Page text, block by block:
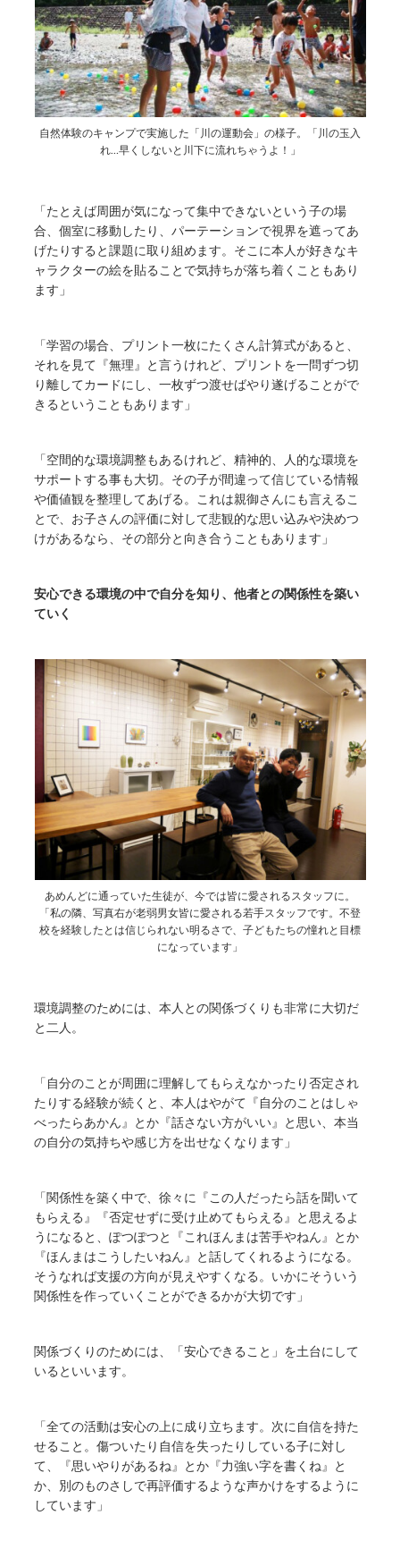
自然体験のキャンプで実施した「川の運動会」の様子。「川の玉入
れ…早くしないと川下に流れちゃうよ！」
「たとえば周囲が気になって集中できないという子の場
合、個室に移動したり、パーテーションで視界を遮ってあ
げたりすると課題に取り組めます。そこに本人が好きなキ
ャラクターの絵を貼ることで気持ちが落ち着くこともあり
ます」
「学習の場合、プリント一枚にたくさん計算式があると、
それを見て『無理』と言うけれど、プリントを一問ずつ切
り離してカードにし、一枚ずつ渡せばやり遂げることがで
きるということもあります」
「空間的な環境調整もあるけれど、精神的、人的な環境を
サポートする事も大切。その子が間違って信じている情報
や価値観を整理してあげる。これは親御さんにも言えるこ
とで、お子さんの評価に対して悲観的な思い込みや決めつ
けがあるなら、その部分と向き合うこともあります」
安心できる環境の中で自分を知り、他者との関係性を築い
ていく
あめんどに通っていた生徒が、今では皆に愛されるスタッフに。
「私の隣、写真右が老弱男女皆に愛される若手スタッフです。不登
校を経験したとは信じられない明るさで、子どもたちの憧れと目標
になっています」
環境調整のためには、本人との関係づくりも非常に大切だ
と二人。
「自分のことが周囲に理解してもらえなかったり否定され
たりする経験が続くと、本人はやがて『自分のことはしゃ
べったらあかん』とか『話さない方がいい』と思い、本当
の自分の気持ちや感じ方を出せなくなります」
「関係性を築く中で、徐々に『この人だったら話を聞いて
もらえる』『否定せずに受け止めてもらえる』と思えるよ
うになると、ぽつぽつと『これほんまは苦手やねん』とか
『ほんまはこうしたいねん』と話してくれるようになる。
そうなれば支援の方向が見えやすくなる。いかにそういう
関係性を作っていくことができるかが大切です」
関係づくりのためには、「安心できること」を土台にして
いるといいます。
「全ての活動は安心の上に成り立ちます。次に自信を持た
せること。傷ついたり自信を失ったりしている子に対し
て、『思いやりがあるね』とか『力強い字を書くね』と
か、別のものさしで再評価するような声かけをするように
しています」